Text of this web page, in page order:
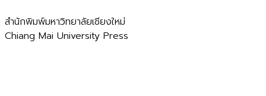
สำนักพิมพ์มหาวิทยาลัยเชียงใหม่
Chiang Mai University Press